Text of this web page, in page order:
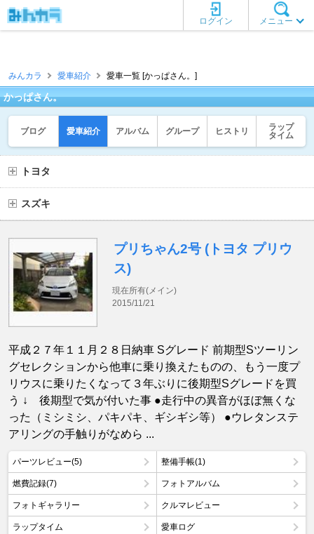
メニュー
ログイン
みんカラ 愛車紹介 愛車一覧 [かっぱさん。]
かっぱさん。
ブログ 愛車紹介 アルバム グループ ヒストリ
ラップ
タイム
トヨタ
スズキ
プリちゃん2号 (トヨタ プリウ
ス)
現在所有(メイン)
2015/11/21
平成２７年１１月２８日納車 Sグレード 前期型Sツーリン
グセレクションから他車に乗り換えたものの、もう一度プ
リウスに乗りたくなって３年ぶりに後期型Sグレードを買
う ↓ 後期型で気が付いた事 ●走行中の異音がほぼ無くな
った（ミシミシ、パキパキ、ギシギシ等） ●ウレタンステ
アリングの手触りがなめら ...
パーツレビュー(5) 整備手帳(1)
燃費記録(7) フォトアルバム
フォトギャラリー クルマレビュー
ラップタイム 愛車ログ